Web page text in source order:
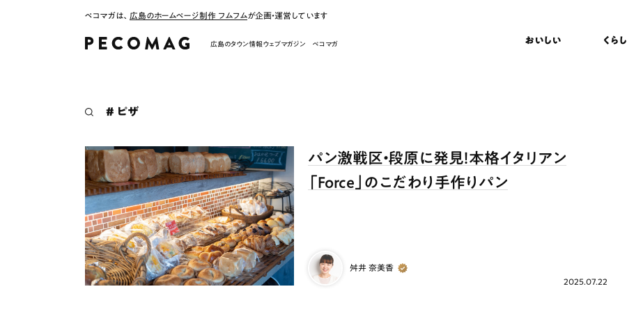
ペコマガは、 広島のホームページ制作 フムフムが企画・運営しています
広島のタウン情報ウェブマガジン ペコマガ おいしい くらし
# ピザ
パン激戦区・段原に発見！本格イタリアン
「Force」のこだわり手作りパン
舛井 奈美香
2025.07.22